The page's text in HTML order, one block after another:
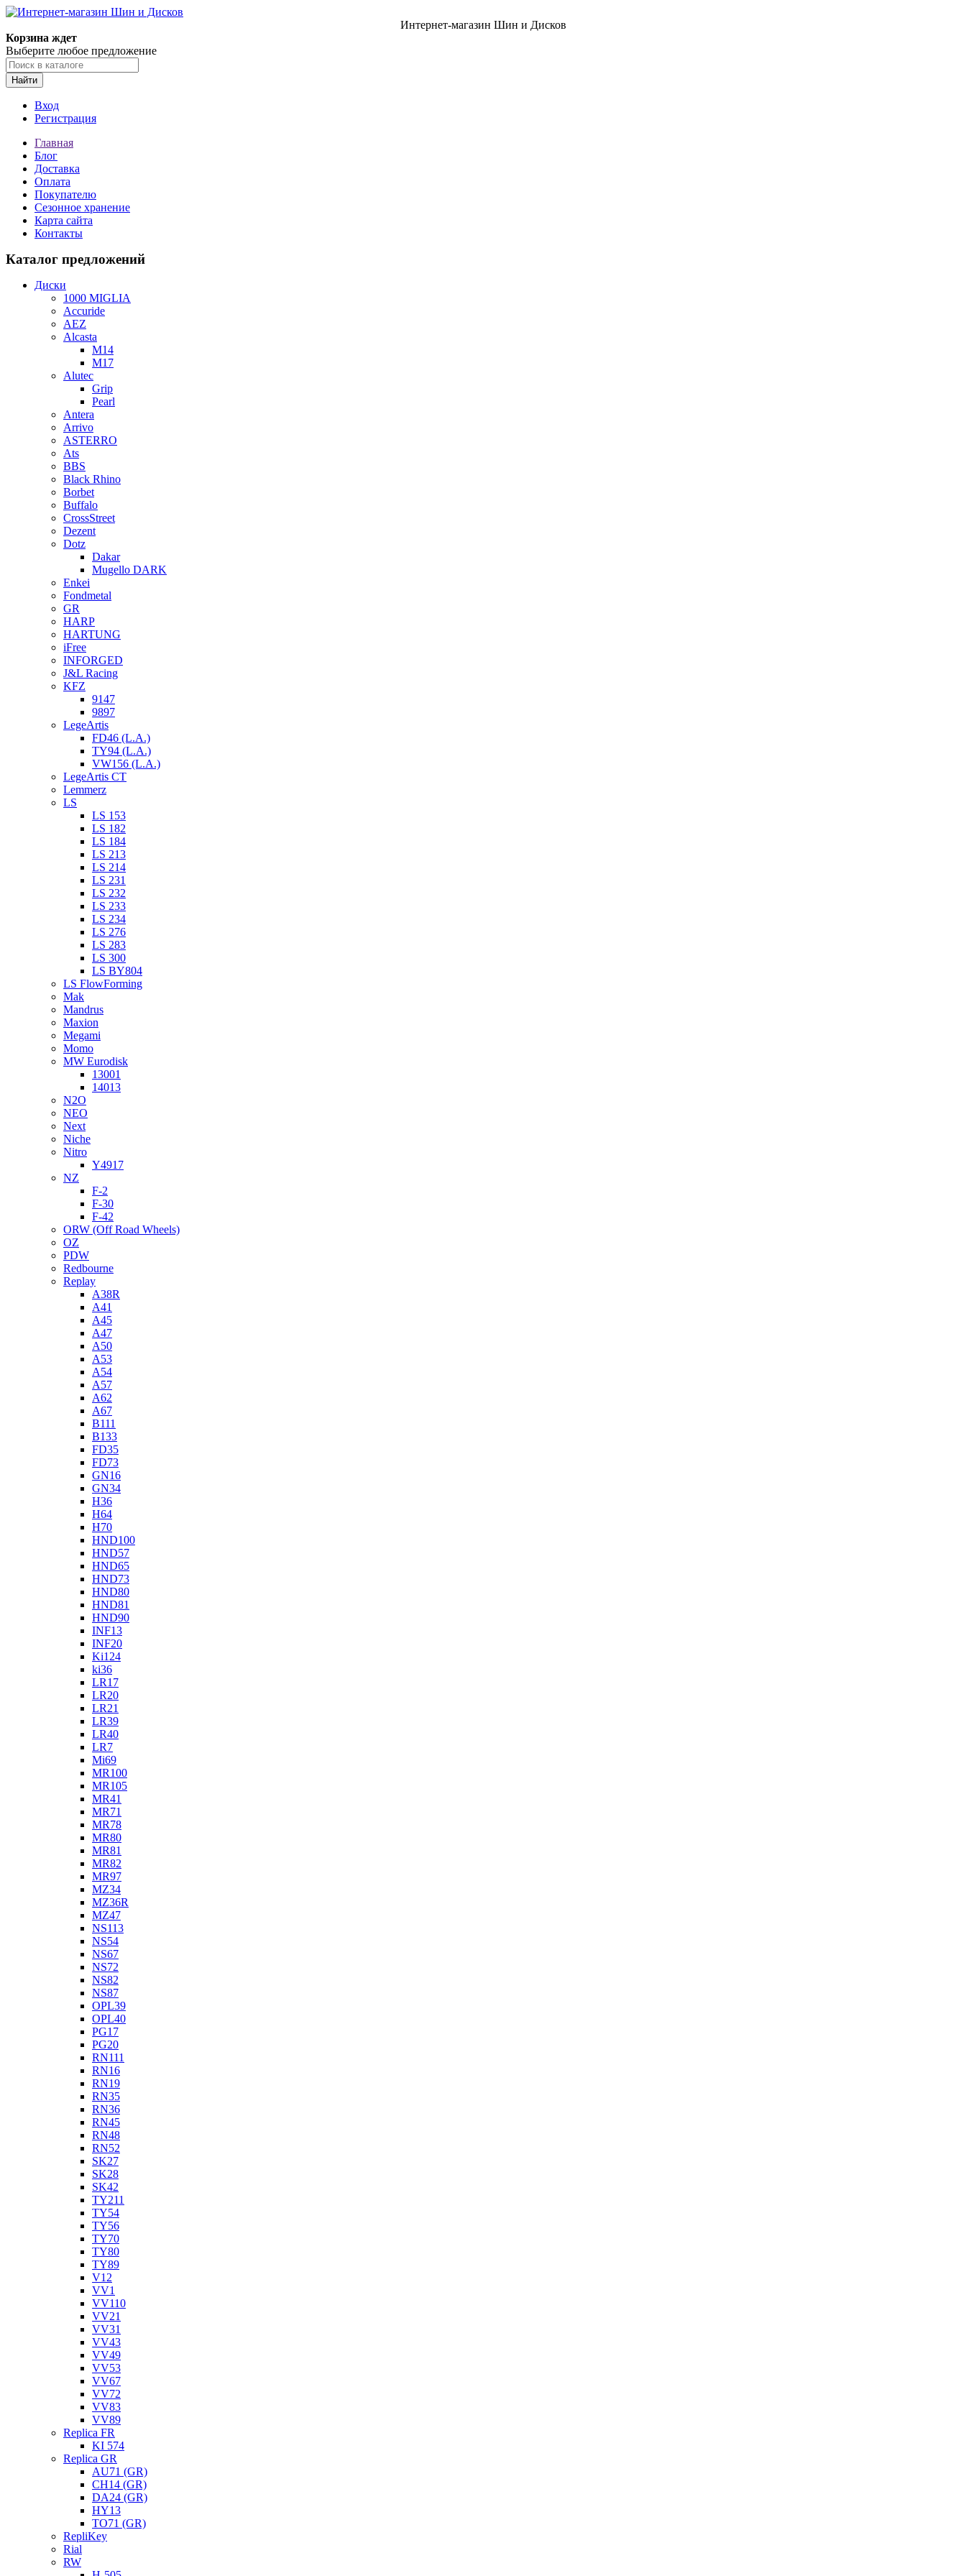
Интернет-магазин Шин и Дисков
Корзина ждет
Выберите любое предложение
Найти
Вход
Регистрация
Главная
Блог
Доставка
Оплата
Покупателю
Сезонное хранение
Карта сайта
Контакты
Каталог предложений
Диски
1000 MIGLIA
Accuride
AEZ
Alcasta
M14
M17
Alutec
Grip
Pearl
Antera
Arrivo
ASTERRO
Ats
BBS
Black Rhino
Borbet
Buffalo
CrossStreet
Dezent
Dotz
Dakar
Mugello DARK
Enkei
Fondmetal
GR
HARP
HARTUNG
iFree
INFORGED
J&L Racing
KFZ
9147
9897
LegeArtis
FD46 (L.A.)
TY94 (L.A.)
VW156 (L.A.)
LegeArtis CT
Lemmerz
LS
LS 153
LS 182
LS 184
LS 213
LS 214
LS 231
LS 232
LS 233
LS 234
LS 276
LS 283
LS 300
LS BY804
LS FlowForming
Mak
Mandrus
Maxion
Megami
Momo
MW Eurodisk
13001
14013
N2O
NEO
Next
Niche
Nitro
Y4917
NZ
F-2
F-30
F-42
ORW (Off Road Wheels)
OZ
PDW
Redbourne
Replay
A38R
A41
A45
A47
A50
A53
A54
A57
A62
A67
B111
B133
FD35
FD73
GN16
GN34
H36
H64
H70
HND100
HND57
HND65
HND73
HND80
HND81
HND90
INF13
INF20
Ki124
ki36
LR17
LR20
LR21
LR39
LR40
LR7
Mi69
MR100
MR105
MR41
MR71
MR78
MR80
MR81
MR82
MR97
MZ34
MZ36R
MZ47
NS113
NS54
NS67
NS72
NS82
NS87
OPL39
OPL40
PG17
PG20
RN111
RN16
RN19
RN35
RN36
RN45
RN48
RN52
SK27
SK28
SK42
TY211
TY54
TY56
TY70
TY80
TY89
V12
VV1
VV110
VV21
VV31
VV43
VV49
VV53
VV67
VV72
VV83
VV89
Replica FR
KI 574
Replica GR
AU71 (GR)
CH14 (GR)
DA24 (GR)
HY13
TO71 (GR)
RepliKey
Rial
RW